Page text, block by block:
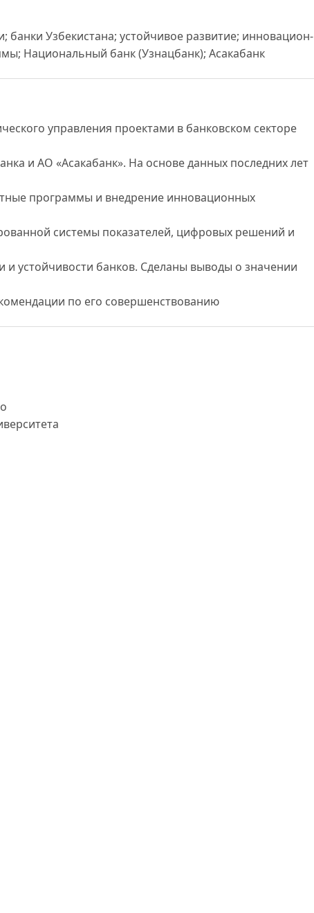
банки Узбекистана; устойчивое развитие; инновацион-
Национальный банк (Узнацбанк); Асакабанк
управления проектами в банковском секторе
и АО «Асакабанк». На основе данных последних лет
программы и внедрение инновационных
системы показателей, цифровых решений и
и устойчивости банков. Сделаны выводы о значении
по его совершенствованию